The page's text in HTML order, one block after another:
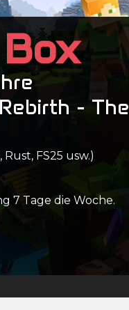
- The
FS25 usw.)
7 Tage die Woche.